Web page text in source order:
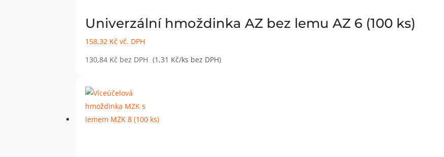
Univerzální hmoždinka AZ bez lemu AZ 6 (100 ks)
158,32 Kč vč. DPH
130,84 Kč bez DPH (1,31 Kč/ks bez DPH)